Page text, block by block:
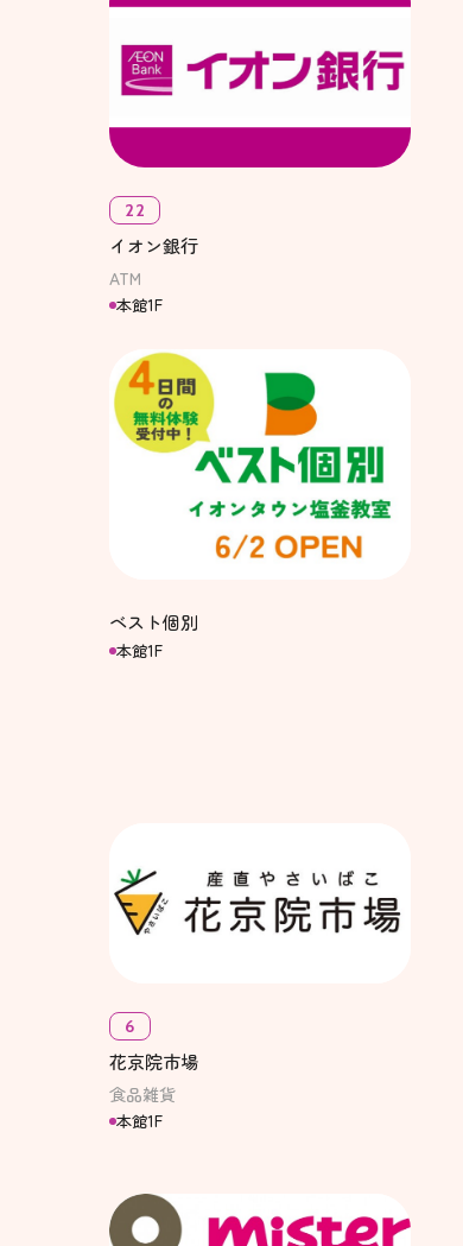
22
イオン銀行
ATM
本館1F
ベスト個別
本館1F
6
花京院市場
食品雑貨
本館1F